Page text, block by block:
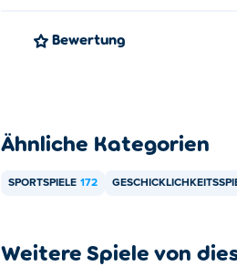
Blumgi Ball kann kostenlos auf Poki
Bewertung
Ähnliche Kategorien
SPORTSPIELE 172
Weitere Spiele von